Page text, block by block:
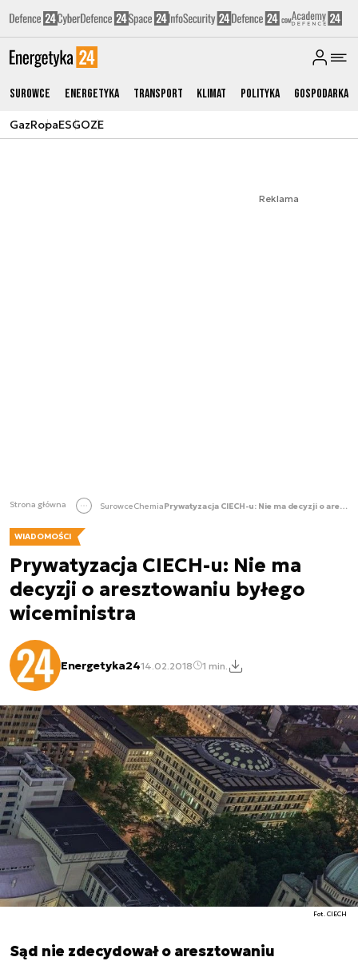
Surowce Energetyka Transport Klimat Polityka Gospodarka
GazRopaESGOZE
Reklama
Strona główna SurowceChemia Prywatyzacja CIECH-u: Nie ma decyzji o aresztowaniu byłego wiceministra
WIADOMOŚCI
Prywatyzacja CIECH-u: Nie ma
decyzji o aresztowaniu byłego
wiceministra
Energetyka2414.02.2018 1 min.
Fot. CIECH
Sąd nie zdecydował o aresztowaniu